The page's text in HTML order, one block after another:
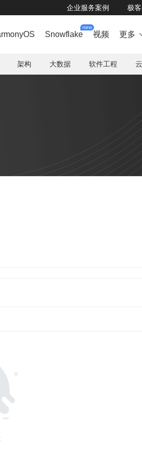
企业服务案例 极
Snowflake
new
视频 更多
架构 大数据 软件工程